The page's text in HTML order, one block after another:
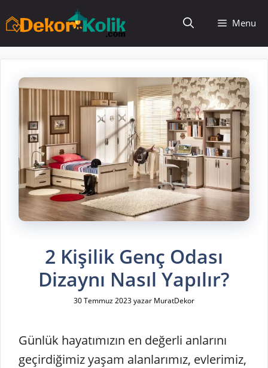
atla
Menu
2 Kişilik Genç Odası
Dizaynı Nasıl Yapılır?
30 Temmuz 2023yazar MuratDekor
Günlük hayatımızın en değerli anlarını
geçirdiğimiz yaşam alanlarımız, evlerimiz,